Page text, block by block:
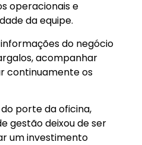
operacionais e
da equipe.
do negócio
acompanhar
continuamente os
porte da oficina,
gestão deixou de ser
um investimento